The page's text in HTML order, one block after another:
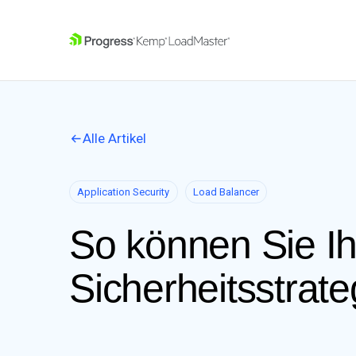
Alle Artikel
Application Security Load Balancer
So können Sie